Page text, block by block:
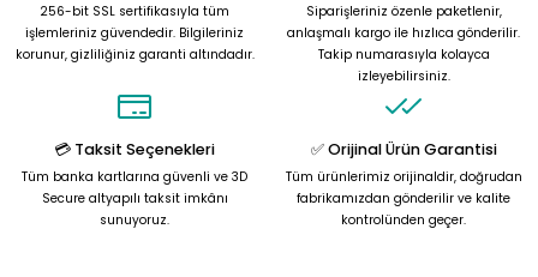
Ürün açıklamasında eksik bilgiler bulunuyor.
Ürün bilgilerinde hatalar bulunuyor.
Ürün fiyatı diğer sitelerden daha pahalı.
256-bit SSL sertifikasıyla tüm
işlemleriniz güvendedir. Bilgileriniz
korunur, gizliliğiniz garanti altındadır.
Siparişleriniz özenle paketlenir,
anlaşmalı kargo ile hızlıca gönderilir.
Takip numarasıyla kolayca
izleyebilirsiniz.
💳 Taksit Seçenekleri
Tüm banka kartlarına güvenli ve 3D
Secure altyapılı taksit imkânı
sunuyoruz.
✅ Orijinal Ürün Garantisi
Tüm ürünlerimiz orijinaldir, doğrudan
fabrikamızdan gönderilir ve kalite
kontrolünden geçer.